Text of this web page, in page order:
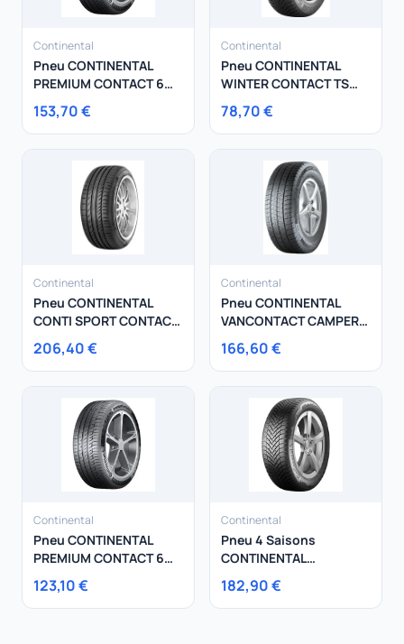
Continental
Pneu CONTINENTAL
PREMIUM CONTACT 6
153,70 €
Continental
Pneu CONTINENTAL
WINTER CONTACT TS
78,70 €
Continental
Pneu CONTINENTAL
CONTI SPORT CONTACT
206,40 €
Continental
Pneu CONTINENTAL
VANCONTACT CAMPER
166,60 €
Continental
Pneu CONTINENTAL
PREMIUM CONTACT 6
123,10 €
Continental
Pneu 4 Saisons
CONTINENTAL
AllSeasonContact XL
182,90 €